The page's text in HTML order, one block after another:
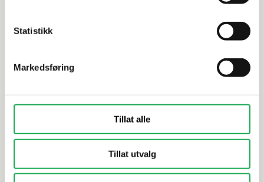
Statistikk
Markedsføring
Tillat alle
Tillat utvalg
Liberty, Reykjavik 1,5x14,5
Lagos,